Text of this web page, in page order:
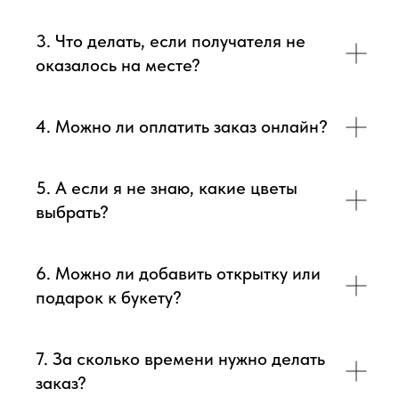
3. Что делать, если получателя не
оказалось на месте?
4. Можно ли оплатить заказ онлайн?
5. А если я не знаю, какие цветы
выбрать?
6. Можно ли добавить открытку или
подарок к букету?
7. За сколько времени нужно делать
заказ?